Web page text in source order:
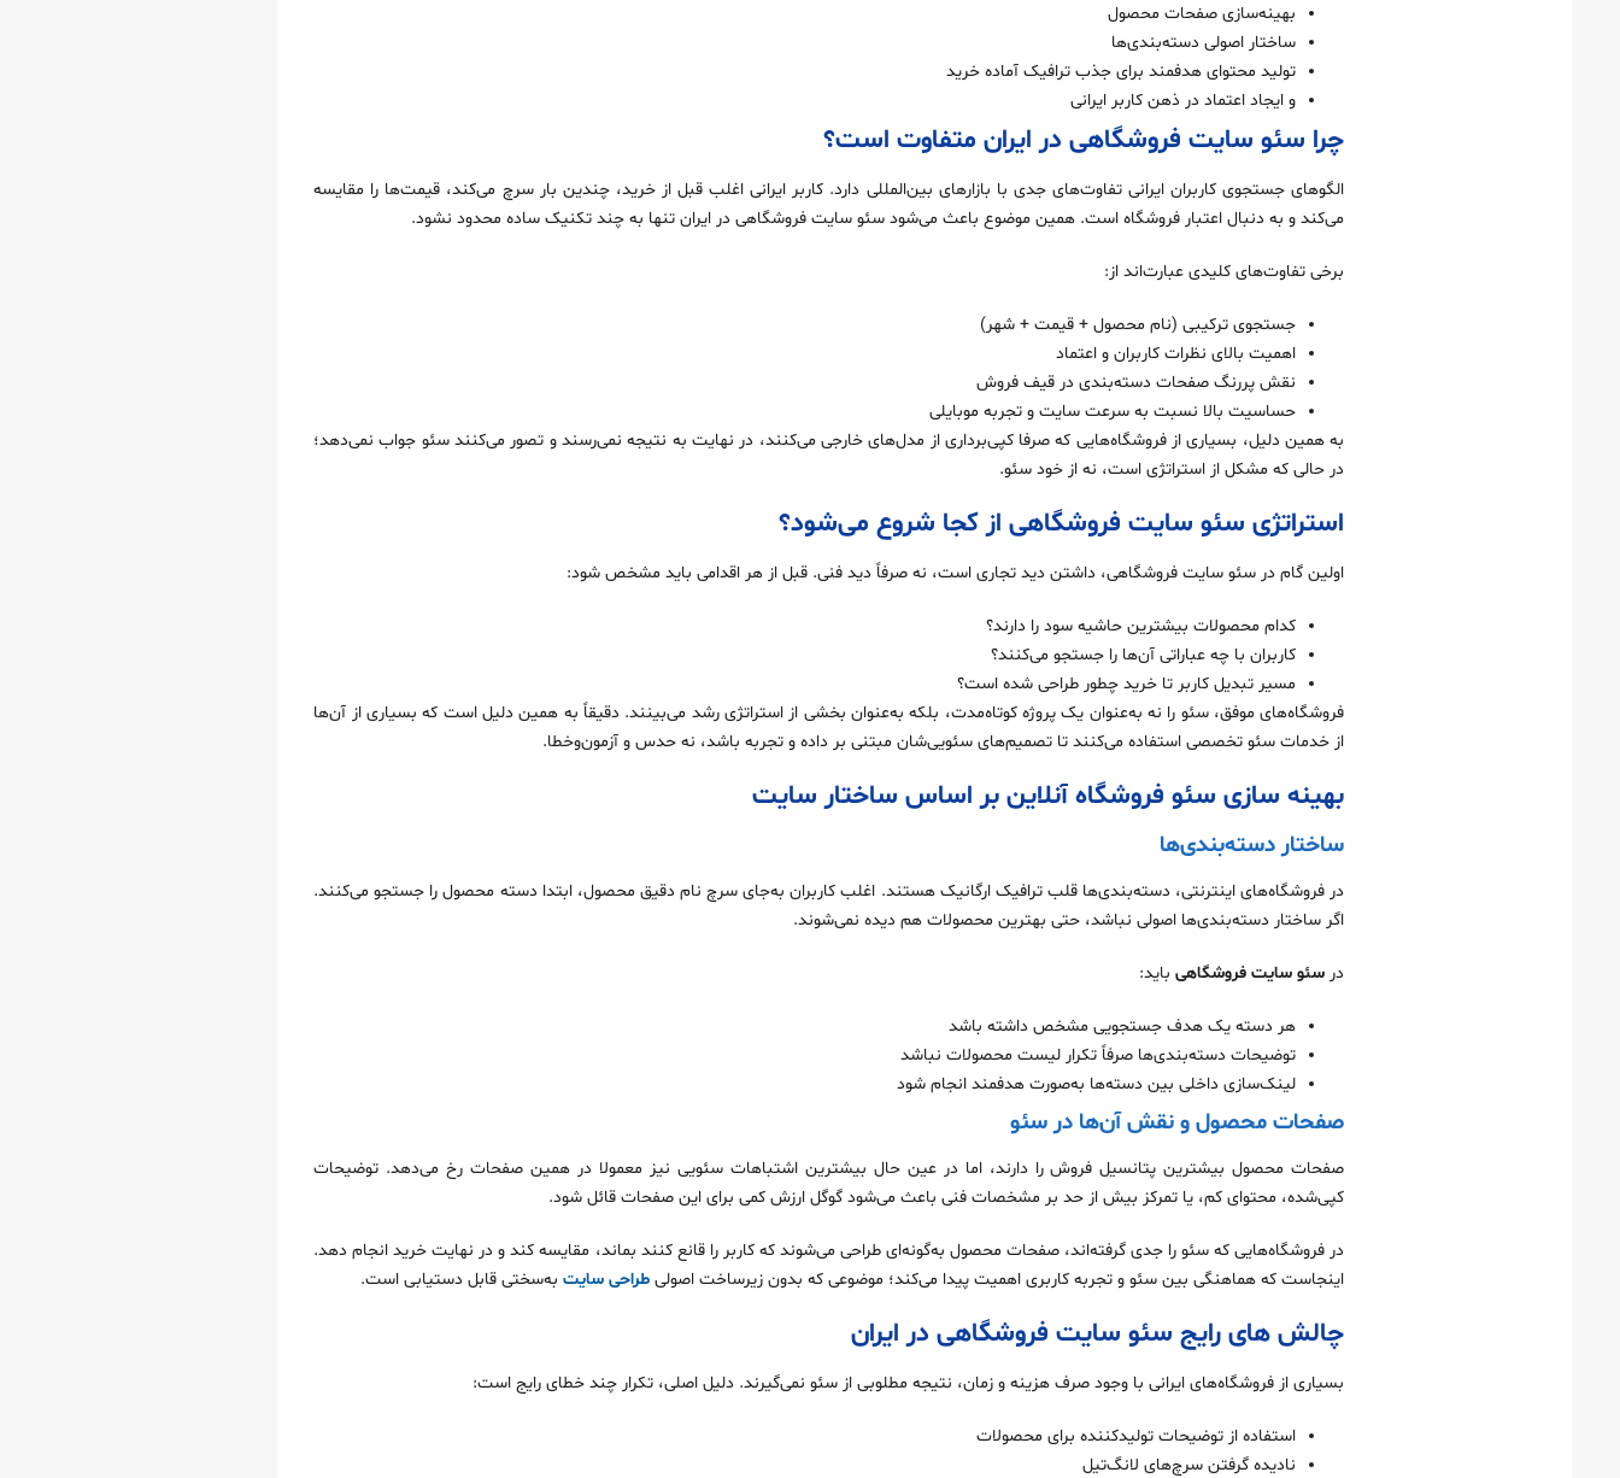
بهینه‌سازی صفحات محصول
ساختار اصولی دسته‌بندی‌ها
تولید محتوای هدفمند برای جذب ترافیک آماده خرید
و ایجاد اعتماد در ذهن کاربر ایرانی
چرا سئو سایت فروشگاهی در ایران متفاوت است؟
الگوهای جستجوی کاربران ایرانی تفاوت‌های جدی با بازارهای بین‌المللی دارد. کاربر ایرانی اغلب قبل از خرید، چندین بار سرچ می‌کند، قیمت‌ها را مقایسه
می‌کند و به دنبال اعتبار فروشگاه است. همین موضوع باعث می‌شود سئو سایت فروشگاهی در ایران تنها به چند تکنیک ساده محدود نشود.
برخی تفاوت‌های کلیدی عبارت‌اند از:
جستجوی ترکیبی (نام محصول + قیمت + شهر)
اهمیت بالای نظرات کاربران و اعتماد
نقش پررنگ صفحات دسته‌بندی در قیف فروش
حساسیت بالا نسبت به سرعت سایت و تجربه موبایلی
به همین دلیل، بسیاری از فروشگاه‌هایی که صرفا کپی‌برداری از مدل‌های خارجی می‌کنند، در نهایت به نتیجه نمی‌رسند و تصور می‌کنند سئو جواب نمی‌دهد؛
در حالی که مشکل از استراتژی است، نه از خود سئو.
استراتژی سئو سایت فروشگاهی از کجا شروع می‌شود؟
اولین گام در سئو سایت فروشگاهی، داشتن دید تجاری است، نه صرفاً دید فنی. قبل از هر اقدامی باید مشخص شود:
کدام محصولات بیشترین حاشیه سود را دارند؟
کاربران با چه عباراتی آن‌ها را جستجو می‌کنند؟
مسیر تبدیل کاربر تا خرید چطور طراحی شده است؟
فروشگاه‌های موفق، سئو را نه به‌عنوان یک پروژه کوتاه‌مدت، بلکه به‌عنوان بخشی از استراتژی رشد می‌بینند. دقیقاً به همین دلیل است که بسیاری از آن‌ها
از خدمات سئو تخصصی استفاده می‌کنند تا تصمیم‌های سئویی‌شان مبتنی بر داده و تجربه باشد، نه حدس و آزمون‌وخطا.
بهینه‌ سازی سئو فروشگاه آنلاین بر اساس ساختار سایت
ساختار دسته‌بندی‌ها
در فروشگاه‌های اینترنتی، دسته‌بندی‌ها قلب ترافیک ارگانیک هستند. اغلب کاربران به‌جای سرچ نام دقیق محصول، ابتدا دسته محصول را جستجو می‌کنند.
اگر ساختار دسته‌بندی‌ها اصولی نباشد، حتی بهترین محصولات هم دیده نمی‌شوند.
در سئو سایت فروشگاهیباید:
هر دسته یک هدف جستجویی مشخص داشته باشد
توضیحات دسته‌بندی‌ها صرفاً تکرار لیست محصولات نباشد
لینک‌سازی داخلی بین دسته‌ها به‌صورت هدفمند انجام شود
صفحات محصول و نقش آن‌ها در سئو
صفحات محصول بیشترین پتانسیل فروش را دارند، اما در عین حال بیشترین اشتباهات سئویی نیز معمولا در همین صفحات رخ می‌دهد. توضیحات
کپی‌شده، محتوای کم، یا تمرکز بیش از حد بر مشخصات فنی باعث می‌شود گوگل ارزش کمی برای این صفحات قائل شود.
در فروشگاه‌هایی که سئو را جدی گرفته‌اند، صفحات محصول به‌گونه‌ای طراحی می‌شوند که کاربر را قانع کنند بماند، مقایسه کند و در نهایت خرید انجام دهد.
اینجاست که هماهنگی بین سئو و تجربه کاربری اهمیت پیدا می‌کند؛ موضوعی که بدون زیرساخت اصولی طراحی سایتبه‌سختی قابل دستیابی است.
چالش‌ های رایج سئو سایت فروشگاهی در ایران
بسیاری از فروشگاه‌های ایرانی با وجود صرف هزینه و زمان، نتیجه مطلوبی از سئو نمی‌گیرند. دلیل اصلی، تکرار چند خطای رایج است:
استفاده از توضیحات تولیدکننده برای محصولات
نادیده گرفتن سرچ‌های لانگ‌تیل